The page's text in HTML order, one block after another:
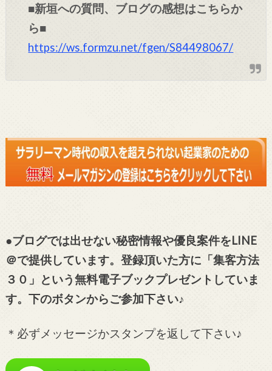
■新垣への質問、ブログの感想はこちらか
ら■
https://ws.formzu.net/fgen/S84498067/
●ブログでは出せない秘密情報や優良案件をLINE
＠で提供しています。登録頂いた方に「集客方法
３０」という無料電子ブックプレゼントしていま
す。下のボタンからご参加下さい♪
＊必ずメッセージかスタンプを返して下さい♪